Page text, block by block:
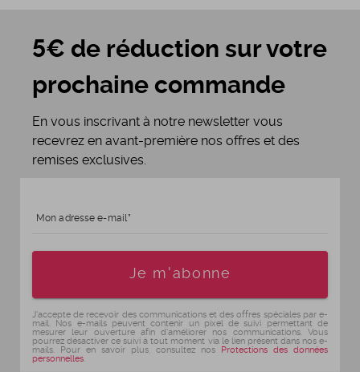
5€ de réduction sur votre
prochaine commande
En vous inscrivant à notre newsletter vous
recevrez en avant-première nos offres et des
remises exclusives.
Mon adresse e-mail
Je m'abonne
J'accepte de recevoir des communications et des offres spéciales par e-
mail. Nos e-mails peuvent contenir un pixel de suivi permettant de
mesurer leur ouverture afin d'améliorer nos communications. Vous
pourrez désactiver ce suivi à tout moment via le lien présent dans nos e-
mails. Pour en savoir plus, consultez nos Protections des données
personnelles